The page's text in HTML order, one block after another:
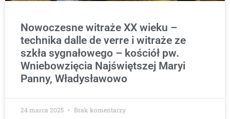
Nowoczesne witraże XX wieku –
technika dalle de verre i witraże ze
szkła sygnałowego – kościół pw.
Wniebowzięcia Najświętszej Maryi
Panny, Władysławowo
24 marca 2025 Brak komentarzy